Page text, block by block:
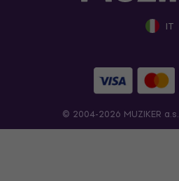
IT
© 2004-2026 MUZIKER a.s.